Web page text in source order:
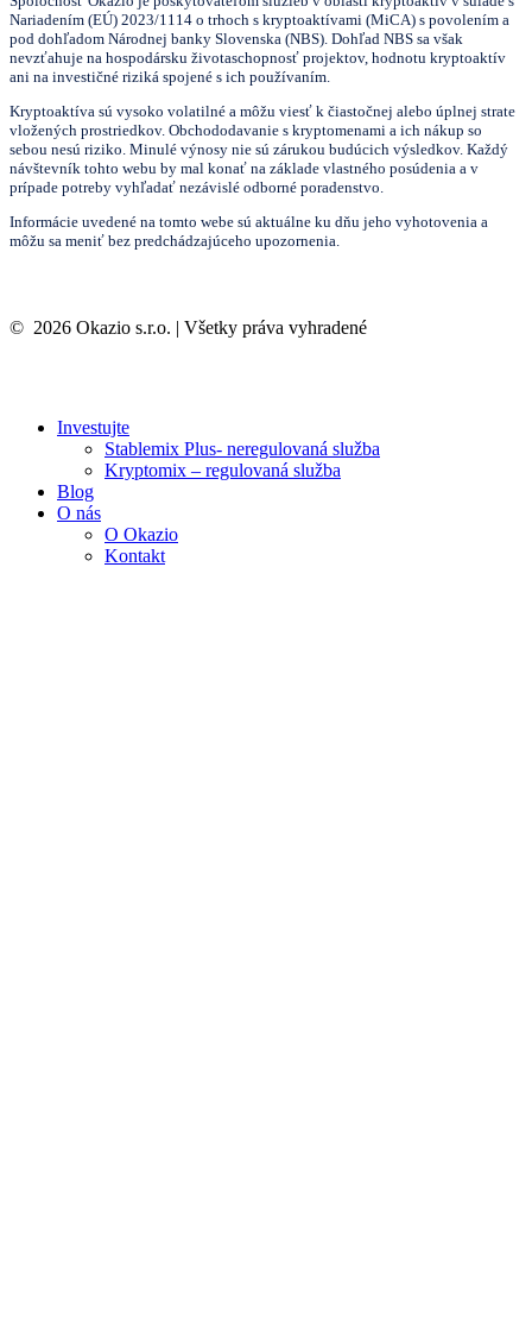
Nariadením (EÚ) 2023/1114 o trhoch s kryptoaktívami (MiCA) s povolením a
pod dohľadom Národnej banky Slovenska (NBS). Dohľad NBS sa však
nevzťahuje na hospodársku životaschopnosť projektov, hodnotu kryptoaktív
ani na investičné riziká spojené s ich používaním.
Kryptoaktíva sú vysoko volatilné a môžu viesť k čiastočnej alebo úplnej strate
vložených prostriedkov. Obchododavanie s kryptomenami a ich nákup so
sebou nesú riziko. Minulé výnosy nie sú zárukou budúcich výsledkov. Každý
návštevník tohto webu by mal konať na základe vlastného posúdenia a v
prípade potreby vyhľadať nezávislé odborné poradenstvo.
Informácie uvedené na tomto webe sú aktuálne ku dňu jeho vyhotovenia a
môžu sa meniť bez predchádzajúceho upozornenia.
© 2026 Okazio s.r.o. | Všetky práva vyhradené
Investujte
Stablemix Plus- neregulovaná služba
Kryptomix – regulovaná služba
Blog
O nás
O Okazio
Kontakt